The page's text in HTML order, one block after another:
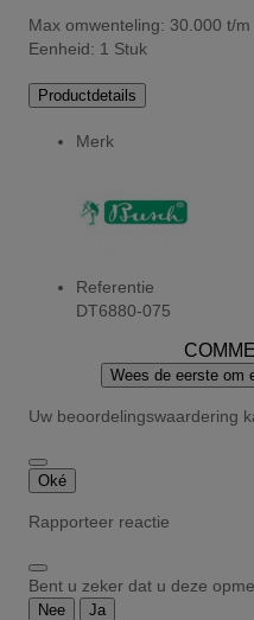
Max omwenteling: 30.000 t/m
Eenheid: 1 Stuk
Productdetails
Merk
Referentie
DT6880-075
Wees de eerste om
Uw beoordelingswaardering
Oké
Rapporteer reactie
Bent u zeker dat u deze
Nee Ja